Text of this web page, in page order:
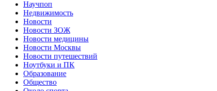
Научпоп
Недвижимость
Новости
Новости ЗОЖ
Новости медицины
Новости Москвы
Новости путешествий
Ноутбуки и ПК
Образование
Общество